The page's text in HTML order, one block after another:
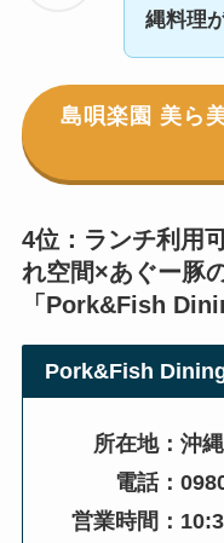
縄料理
島唄楽園 美ら
4位：ランチ利用
れ空間×あぐー豚
「Pork&Fish
Pork&Fish
所在地：沖縄
電話：0980-
営業時間：